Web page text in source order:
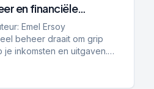
en financiële
Emel Ersoy
beheer draait om grip
inkomsten en uitgaven.
stabilisatie, het voorkomen